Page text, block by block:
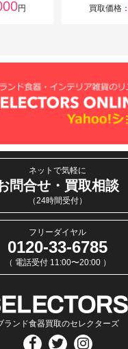
円 買取価格：
ネットで気軽に
問合せ・買取相談
（24時間受付）
フリーダイヤル
0120-33-6785
（ 電話受付 11:00〜20:00 ）
ランド食器買取のセレクターズ